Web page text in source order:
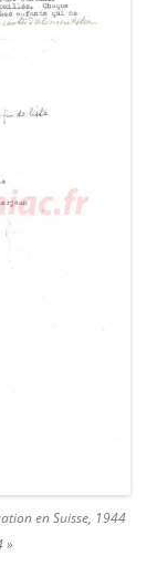
en Suisse, 1944
»